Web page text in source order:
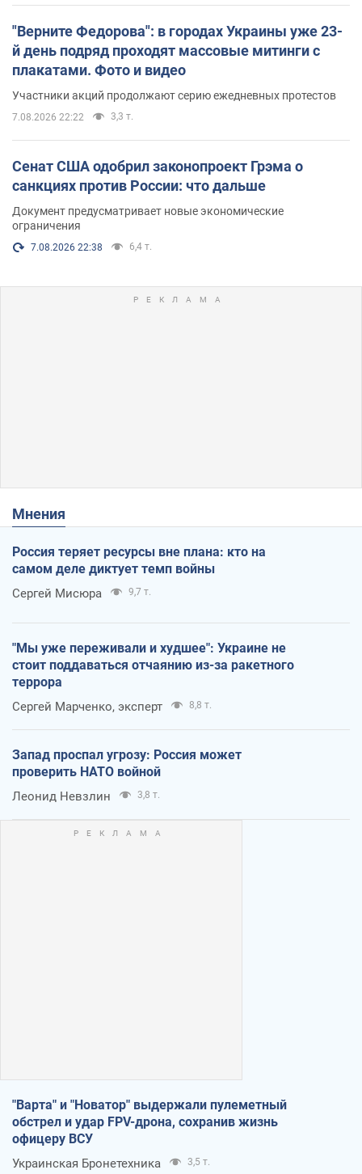
"Верните Федорова": в городах Украины уже 23-
й день подряд проходят массовые митинги с
плакатами. Фото и видео
Участники акций продолжают серию ежедневных протестов
7.08.2026 22:22 3,3 т.
Сенат США одобрил законопроект Грэма о
санкциях против России: что дальше
Документ предусматривает новые экономические
ограничения
7.08.2026 22:38 6,4 т.
Мнения
Россия теряет ресурсы вне плана: кто на
самом деле диктует темп войны
Сергей Мисюра 9,7 т.
"Мы уже переживали и худшее": Украине не
стоит поддаваться отчаянию из-за ракетного
террора
Сергей Марченко, эксперт 8,8 т.
Запад проспал угрозу: Россия может
проверить НАТО войной
Леонид Невзлин 3,8 т.
"Варта" и "Новатор" выдержали пулеметный
обстрел и удар FPV-дрона, сохранив жизнь
офицеру ВСУ
Украинская Бронетехника 3,5 т.